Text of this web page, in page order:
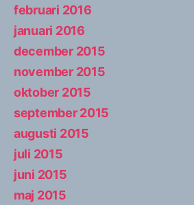
februari 2016
januari 2016
december 2015
november 2015
oktober 2015
september 2015
augusti 2015
juli 2015
juni 2015
maj 2015